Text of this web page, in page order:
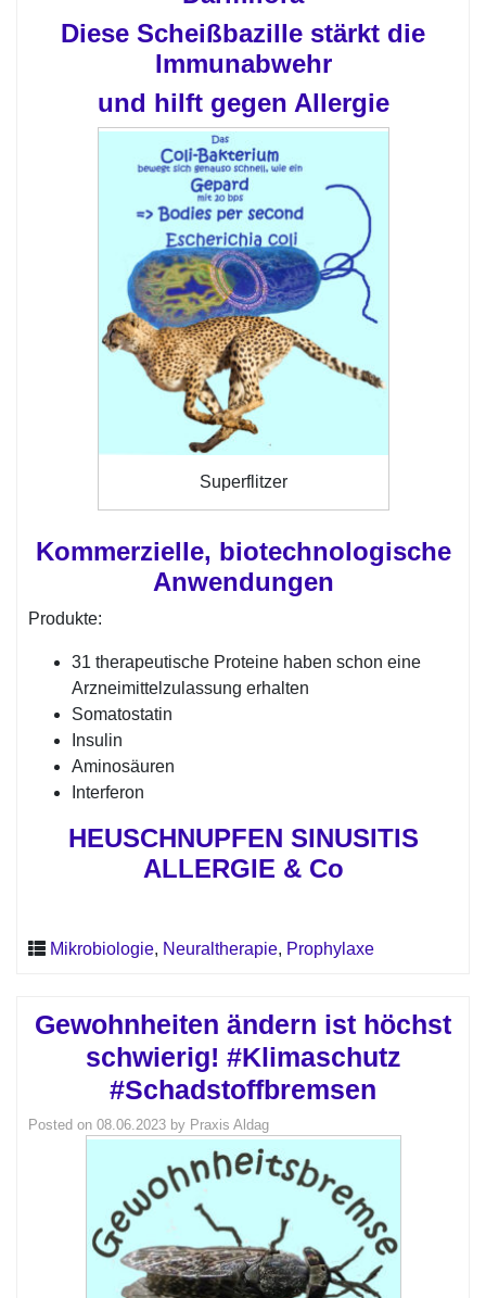
Diese Scheißbazille stärkt die
Immunabwehr
und hilft gegen Allergie
Superflitzer
Kommerzielle, biotechnologische
Anwendungen
Produkte:
31 therapeutische Proteine haben schon eine
Arzneimittelzulassung erhalten
Somatostatin
Insulin
Aminosäuren
Interferon
HEUSCHNUPFEN SINUSITIS
ALLERGIE & Co
Mikrobiologie, Neuraltherapie, Prophylaxe
Gewohnheiten ändern ist höchst
schwierig! #Klimaschutz
#Schadstoffbremsen
Posted on 08.06.2023 by Praxis Aldag